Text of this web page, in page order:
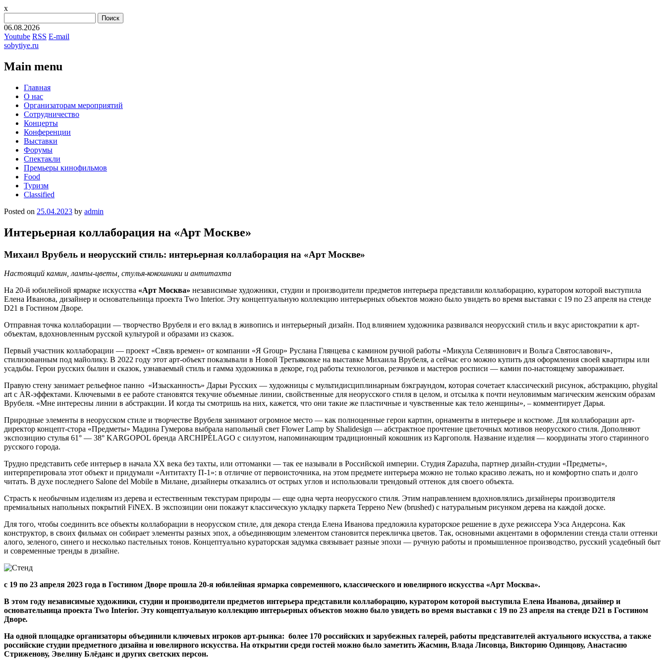
x
06.08.2026
Youtube RSS E-mail
sobytiye.ru
Main menu
Skip
content
Главная
О нас
Организаторам мероприятий
Сотрудничество
Концерты
Конференции
Выставки
Форумы
Спектакли
Премьеры кинофильмов
Food
Туризм
Сlassified
Posted on 25.04.2023 by admin
Интерьерная коллаборация на «Арт Москве»
Михаил Врубель и неорусский стиль: интерьерная коллаборация на «Арт Москве»
Настоящий камин, лампы-цветы, стулья-кокошники и антитахта
На 20-й юбилейной ярмарке искусства «Арт Москва» независимые художники, студии и производители предметов интерьера представили коллаборацию, куратором которой выступила
Елена Иванова, дизайнер и основательница проекта Two Interior. Эту концептуальную коллекцию интерьерных объектов можно было увидеть во время выставки с 19 по 23 апреля на стенде
D21 в Гостином Дворе.
Отправная точка коллаборации — творчество Врубеля и его вклад в живопись и интерьерный дизайн. Под влиянием художника развивался неорусский стиль и вкус аристократии к арт-
объектам, вдохновленным русской культурой и образами из сказок.
Первый участник коллаборации — проект «Связь времен» от компании «Я Group» Руслана Глянцева с камином ручной работы «Микула Селянинович и Вольга Святославович»,
стилизованным под майолику. В 2022 году этот арт-объект показывали в Новой Третьяковке на выставке Михаила Врубеля, а сейчас его можно купить для оформления своей квартиры или
усадьбы. Герои русских былин и сказок, узнаваемый стиль и гамма художника в декоре, год работы технологов, резчиков и мастеров росписи — камин по-настоящему завораживает.
Правую стену занимает рельефное панно «Изысканность» Дарьи Русских — художницы с мультидисциплинарным бэкграундом, которая сочетает классический рисунок, абстракцию, phygital
art с AR-эффектами. Ключевыми в ее работе становятся текучие объемные линии, свойственные для неорусского стиля в целом, и отсылка к почти неуловимым магическим женским образам
Врубеля. «Мне интересны линии в абстракции. И когда ты смотришь на них, кажется, что они такие же пластичные и чувственные как тело женщины», – комментирует Дарья.
Природные элементы в неорусском стиле и творчестве Врубеля занимают огромное место — как полноценные герои картин, орнаменты в интерьере и костюме. Для коллаборации арт-
директор концепт-стора «Предметы» Мадина Гумерова выбрала напольный свет Flower Lamp by Shalidesign — абстрактное прочтение цветочных мотивов неорусского стиля. Дополняют
экспозицию стулья 61° — 38° KARGOPOL бренда ARCHIPÉLAGO с силуэтом, напоминающим традиционный кокошник из Каргополя. Название изделия — координаты этого старинного
русского города.
Трудно представить себе интерьер в начала ХХ века без тахты, или оттоманки — так ее называли в Российской империи. Студия Zapazuha, партнер дизайн-студии «Предметы»,
интерпретировала этот объект и придумали «Антитахту П-1»: в отличие от первоисточника, на этом предмете интерьера можно не только красиво лежать, но и комфортно спать и долго
читать. В духе последнего Salone del Mobile в Милане, дизайнеры отказались от острых углов и использовали трендовый оттенок для своего объекта.
Страсть к необычным изделиям из дерева и естественным текстурам природы — еще одна черта неорусского стиля. Этим направлением вдохновлялись дизайнеры производителя
премиальных напольных покрытий FiNEX. В экспозиции они покажут классическую укладку паркета Террено New (brushed) с натуральным рисунком дерева на каждой доске.
Для того, чтобы соединить все объекты коллаборации в неорусском стиле, для декора стенда Елена Иванова предложила кураторское решение в духе режиссера Уэса Андерсона. Как
конструктор, в своих фильмах он собирает элементы разных эпох, а объединяющим элементом становится перекличка цветов. Так, основными акцентами в оформлении стенда стали оттенки
алого, зеленого, синего и несколько пастельных тонов. Концептуально кураторская задумка связывает разные эпохи — ручную работы и промышленное производство, русский усадебный быт
и современные тренды в дизайне.
с 19 по 23 апреля 2023 года в Гостином Дворе прошла 20-я юбилейная ярмарка современного, классического и ювелирного искусства «Арт Москва».
В этом году независимые художники, студии и производители предметов интерьера представили коллаборацию, куратором которой выступила Елена Иванова, дизайнер и
основательница проекта Two Interior. Эту концептуальную коллекцию интерьерных объектов можно было увидеть во время выставки с 19 по 23 апреля на стенде D21 в Гостином
Дворе.
На одной площадке организаторы объединили ключевых игроков арт-рынка: более 170 российских и зарубежных галерей, работы представителей актуального искусства, а также
российские студии предметного дизайна и ювелирного искусства. На открытии среди гостей можно было заметить Жасмин, Влада Лисовца, Викторию Одинцову, Анастасию
Стриженову, Эвелину Блёданс и других светских персон.